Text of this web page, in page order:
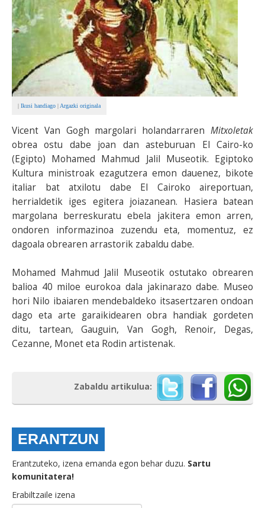
| Ikusi handiago | Argazki originala
Vicent Van Gogh margolari holandarraren Mitxoletak
obrea ostu dabe joan dan asteburuan El Cairo-ko
(Egipto) Mohamed Mahmud Jalil Museotik. Egiptoko
Kultura ministroak ezagutzera emon dauenez, bikote
italiar bat atxilotu dabe El Cairoko aireportuan,
herrialdetik iges egitera joiazanean. Hasiera batean
margolana berreskuratu ebela jakitera emon arren,
ondoren informazinoa zuzendu eta, momentuz, ez
dagoala obrearen arrastorik zabaldu dabe.
Mohamed Mahmud Jalil Museotik ostutako obrearen
balioa 40 miloe eurokoa dala jakinarazo dabe. Museo
hori Nilo ibaiaren mendebaldeko itsasertzaren ondoan
dago eta arte garaikidearen obra handiak gordeten
ditu, tartean, Gauguin, Van Gogh, Renoir, Degas,
Cezanne, Monet eta Rodin artistenak.
Zabaldu artikulua:
ERANTZUN
Erantzuteko, izena emanda egon behar duzu. Sartu
komunitatera!
Erabiltzaile izena